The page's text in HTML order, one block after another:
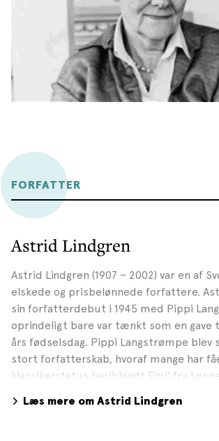
FORFATTER
Astrid Lindgren
Astrid Lindgren (1907 – 2002) var en af
elskede og prisbelønnede forfattere.
sin forfatterdebut i 1945 med Pippi
oprindeligt bare var tænkt som en gave
års fødselsdag. Pippi Langstrømpe
stort forfatterskab, hvoraf mange har
klassikerstatus heriblandt Emil fra
Løvehjerte og Ronja Røverdatter. Astrid
Læs mere om Astrid Lindgren